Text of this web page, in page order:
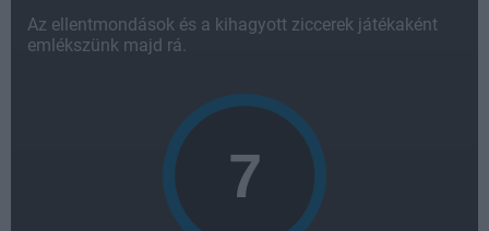
Az ellentmondások és a kihagyott ziccerek játékaként
emlékszünk majd rá.